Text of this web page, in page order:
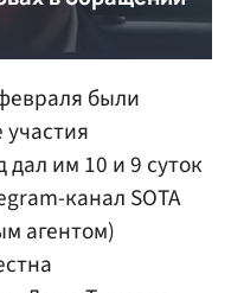
были
им 10 и 9 суток
канал SOTA
агентом)